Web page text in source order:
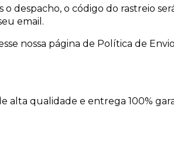
o despacho, o código do rastreio
email.
nossa página de Política de
alta qualidade e entrega 100%